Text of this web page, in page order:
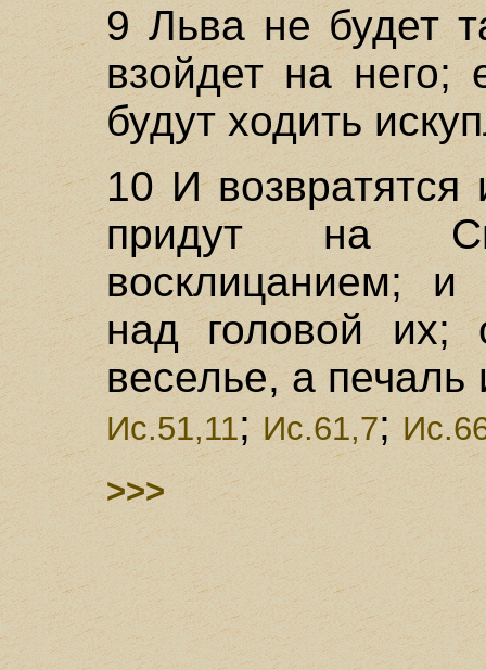
9 Льва не будет
взойдет на него;
будут ходить
10 И возвратятся
придут на
восклицанием; и
над головой их;
веселье, а печаль
Ис.51,11; Ис.61,7;
>>>